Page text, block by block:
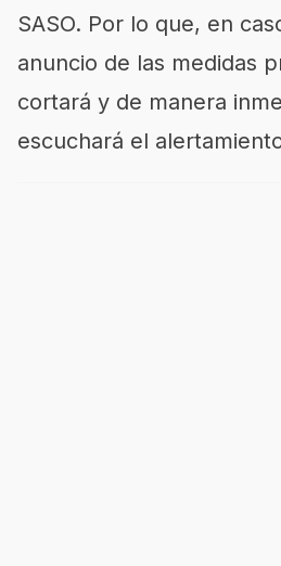
SASO. Por lo que, en
anuncio de las medidas
cortará y de manera
escuchará el